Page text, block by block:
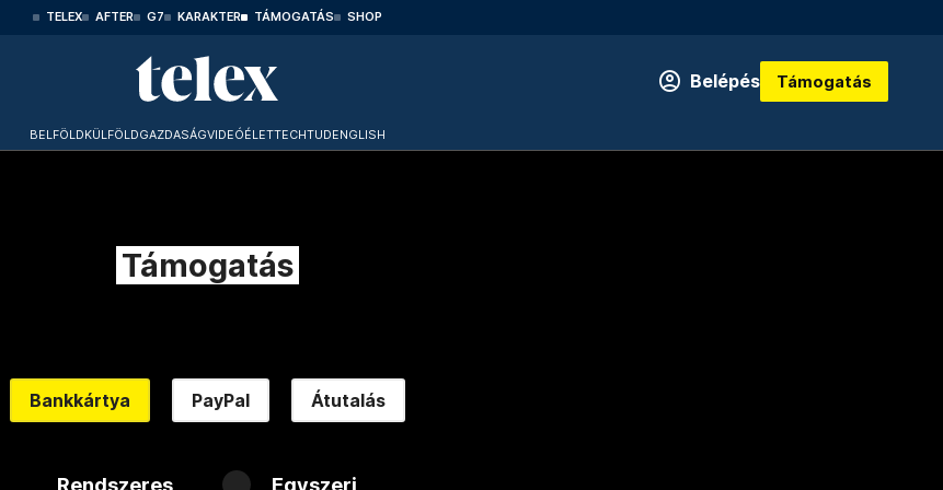
TELEX AFTER G7 KARAKTER TÁMOGATÁS SHOP
Belépés Támogatás
BELFÖLDKÜLFÖLDGAZDASÁGVIDEÓÉLETTECHTUDENGLISH
Támogatás
Bankkártya PayPal Átutalás
Rendszeres Egyszeri